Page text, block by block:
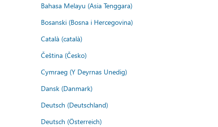
Bahasa Melayu (Asia Tenggara)
Bosanski (Bosna i Hercegovina)
Català (català)
Čeština (Česko)
Cymraeg (Y Deyrnas Unedig)
Dansk (Danmark)
Deutsch (Deutschland)
Deutsch (Österreich)